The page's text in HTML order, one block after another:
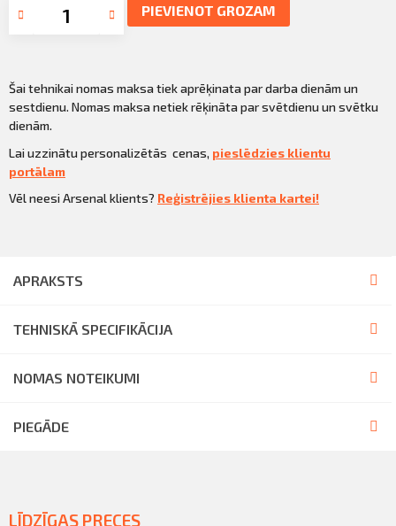
PIEVIENOT GROZAM
Šai tehnikai nomas maksa tiek aprēķinata par darba dienām un
sestdienu. Nomas maksa netiek rēķināta par svētdienu un svētku
dienām.
Lai uzzinātu personalizētās cenas, pieslēdzies klientu
portālam
Vēl neesi Arsenal klients? Reģistrējies klienta kartei!
APRAKSTS
TEHNISKĀ SPECIFIKĀCIJA
NOMAS NOTEIKUMI
PIEGĀDE
LĪDZĪGAS PRECES